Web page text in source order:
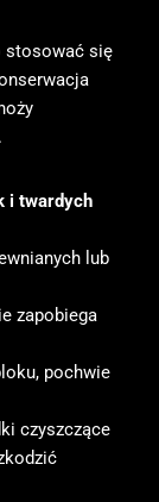
stosować się
i twardych
lub
zapobiega
pochwie
czyszczące